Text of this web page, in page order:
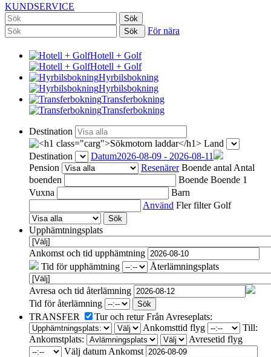
KUNDSERVICE
För nära
Hotell + Golf
Hotell + Golf
Hyrbilsbokning
Hyrbilsbokning
Transferbokning
Transferbokning
Destination
Land
Destination
Datum2026-08-09 - 2026-08-11
Pension
Resenärer Boende antal Antal
boenden
Boende Boende 1
Vuxna
Barn
Använd Fler filter Golf
Sök
Upphämtningsplats
Ankomst och tid upphämtning
Tid för upphämtning
Återlämningsplats
Avresa och tid återlämning
Tid för återlämning
Sök
TRANSFER Tur och retur Från Avreseplats:
Ankomsttid flyg
Till:
Ankomstplats:
Avresetid flyg
Välj datum Ankomst